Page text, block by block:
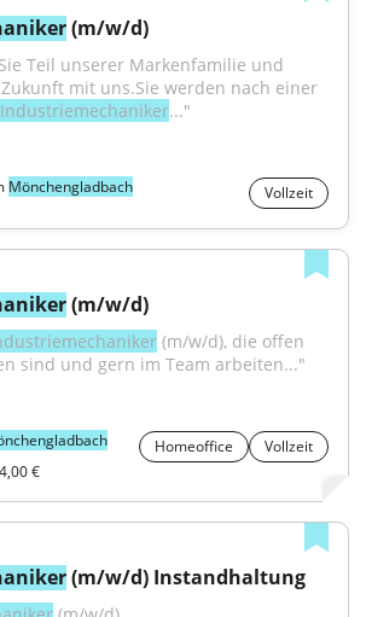
(m/w/d)
Teil unserer Markenfamilie und
mit uns.Sie werden nach einer
Industriemechaniker..."
Mönchengladbach Vollzeit
(m/w/d)
(m/w/d), die offen
sind und gern im Team arbeiten..."
Homeoffice
Vollzeit
€
(m/w/d) Instandhaltung